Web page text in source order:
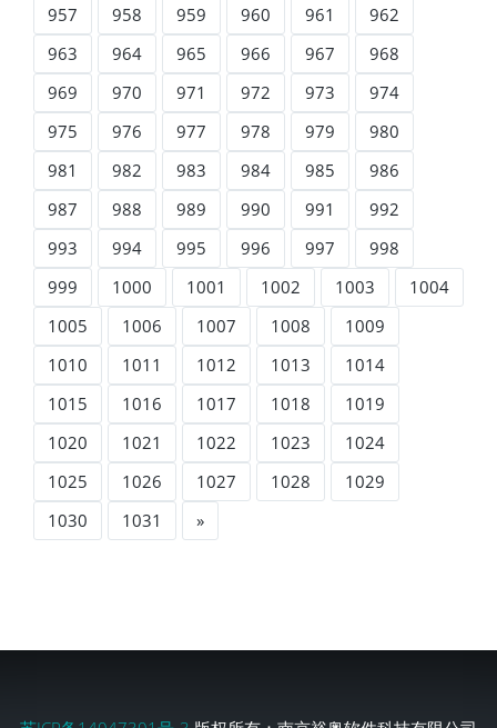
957
958 959 960 961
962
963
964 965 966 967
968
969
970 971 972 973
974
975
976 977 978 979
980
981
982 983 984 985
986
987
988 989 990 991
992
993
994 995 996 997
998
999
1000 1001 1002 1003
1004
1005
1006 1007 1008
1009
1010
1011 1012 1013
1014
1015
1016 1017 1018
1019
1020
1021 1022 1023
1024
1025
1026 1027 1028
1029
1030
1031 »